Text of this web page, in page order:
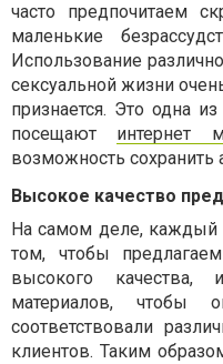
часто предпочитаем
маленькие
Использование
сексуальной жизни
признается. Это одна
посещают интернет
возможность сохранить
Высокое качество
На самом деле, каждый
том, чтобы
высокого качества,
материалов, чтобы
соответствовали
клиентов. Таким